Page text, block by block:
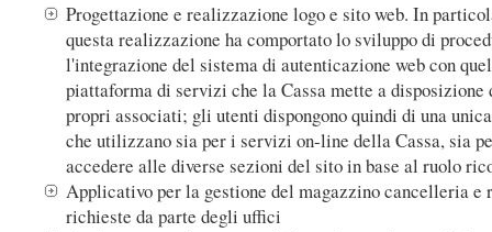
Progettazione e realizzazione logo e sito web. In
questa realizzazione ha comportato lo sviluppo di
l'integrazione del sistema di autenticazione web con
piattaforma di servizi che la Cassa mette a disposizione
propri associati; gli utenti dispongono quindi di una
che utilizzano sia per i servizi on-line della Cassa, sia
accedere alle diverse sezioni del sito in base al ruolo
Applicativo per la gestione del magazzino cancelleria e
richieste da parte degli uffici